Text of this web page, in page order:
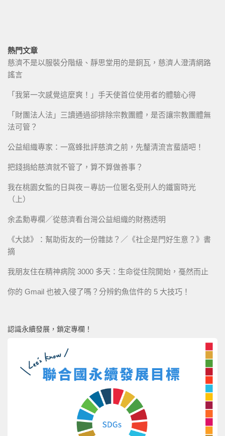
熱門文章
慈濟不是以服裝分階級、靜思堂用的是銅瓦，慈濟人澄清網路
謠言
「我第一次感覺這麼爽！」手天使首位使用者的體驗心得
「財團法人法」三讀通過卻排除宗教團體，是否讓宗教團體無
法可管？
公益組織專家：一窩蜂批評慈濟之前，先釐清流言蜚語吧！
把錢捐給慈濟就不管了，算不算做善事？
我在桃園女監的日與夜－專訪一位匿名受刑人的鐵窗時光
（上）
余孟勳專欄／從慈濟看台灣公益組織的財務透明
《大誌》：幫助街友的一份雜誌？／《社企是門好生意？》書
摘
我朋友住在精神病院 3000 多天：生命從住院開始，戞然而止
你的 Gmail 也被入侵了嗎？分辨釣魚信件的 5 大技巧！
認識永續發展，鎖定專欄！